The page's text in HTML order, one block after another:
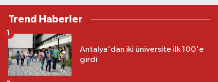
Trend Haberler
Antalya'dan iki üniversite ilk 100'e
girdi
1